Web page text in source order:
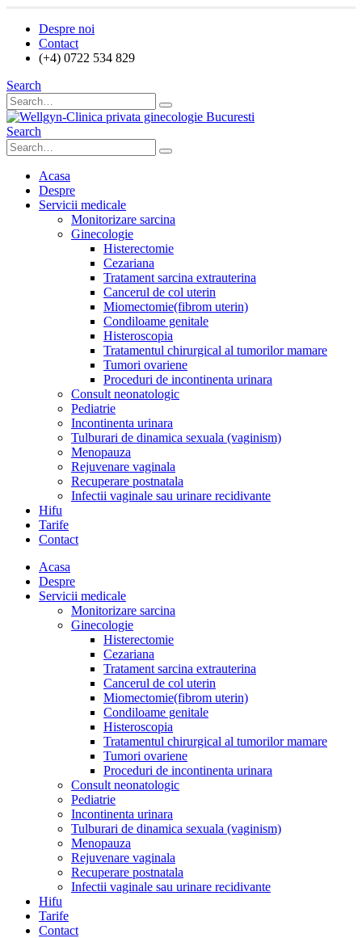
Despre noi
Contact
(+4) 0722 534 829
Search
Search
Acasa
Despre
Servicii medicale
Monitorizare sarcina
Ginecologie
Histerectomie
Cezariana
Tratament sarcina extrauterina
Cancerul de col uterin
Miomectomie(fibrom uterin)
Condiloame genitale
Histeroscopia
Tratamentul chirurgical al tumorilor mamare
Tumori ovariene
Proceduri de incontinenta urinara
Consult neonatologic
Pediatrie
Incontinenta urinara
Tulburari de dinamica sexuala (vaginism)
Menopauza
Rejuvenare vaginala
Recuperare postnatala
Infectii vaginale sau urinare recidivante
Hifu
Tarife
Contact
Acasa
Despre
Servicii medicale
Monitorizare sarcina
Ginecologie
Histerectomie
Cezariana
Tratament sarcina extrauterina
Cancerul de col uterin
Miomectomie(fibrom uterin)
Condiloame genitale
Histeroscopia
Tratamentul chirurgical al tumorilor mamare
Tumori ovariene
Proceduri de incontinenta urinara
Consult neonatologic
Pediatrie
Incontinenta urinara
Tulburari de dinamica sexuala (vaginism)
Menopauza
Rejuvenare vaginala
Recuperare postnatala
Infectii vaginale sau urinare recidivante
Hifu
Tarife
Contact